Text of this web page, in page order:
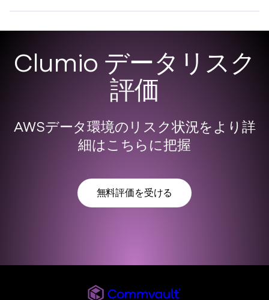
Clumio データリスク
評価
AWSデータ環境のリスク状況をより詳
細はこちらに把握
無料評価を受ける
Commvault JP